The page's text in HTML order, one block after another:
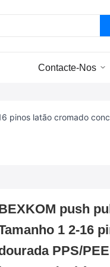
Contacte-Nos
pinos latão cromado
push
1 2-16
PPS/